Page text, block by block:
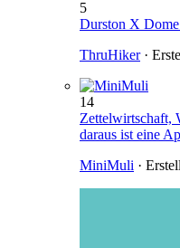
5
Durston X
ThruHiker·
14
Zettelwirtschaft,
daraus ist eine
MiniMuli ·